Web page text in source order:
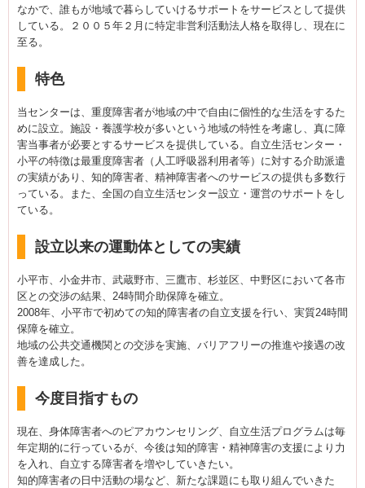
なかで、誰もが地域で暮らしていけるサポートをサービスとして提供
している。２００５年２月に特定非営利活動法人格を取得し、現在に
至る。
特色
当センターは、重度障害者が地域の中で自由に個性的な生活をするた
めに設立。施設・養護学校が多いという地域の特性を考慮し、真に障
害当事者が必要とするサービスを提供している。自立生活センター・
小平の特徴は最重度障害者（人工呼吸器利用者等）に対する介助派遣
の実績があり、知的障害者、精神障害者へのサービスの提供も多数行
っている。また、全国の自立生活センター設立・運営のサポートをし
ている。
設立以来の運動体としての実績
小平市、小金井市、武蔵野市、三鷹市、杉並区、中野区において各市
区との交渉の結果、24時間介助保障を確立。
2008年、小平市で初めての知的障害者の自立支援を行い、実質24時間
保障を確立。
地域の公共交通機関との交渉を実施、バリアフリーの推進や接遇の改
善を達成した。
今度目指すもの
現在、身体障害者へのピアカウンセリング、自立生活プログラムは毎
年定期的に行っているが、今後は知的障害・精神障害の支援により力
を入れ、自立する障害者を増やしていきたい。
知的障害者の日中活動の場など、新たな課題にも取り組んでいきた